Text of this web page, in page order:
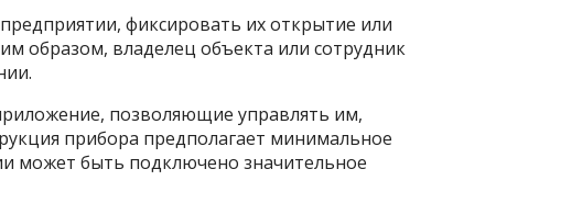
фиксировать их открытие или
образом, владелец объекта или сотрудник
позволяющие управлять им,
прибора предполагает минимальное
может быть подключено значительное